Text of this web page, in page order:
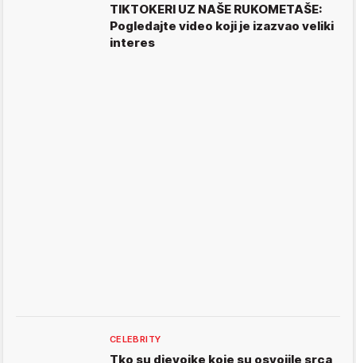
TIKTOKERI UZ NAŠE RUKOMETAŠE:
Pogledajte video koji je izazvao veliki
interes
CELEBRITY
Tko su djevojke koje su osvojile srca